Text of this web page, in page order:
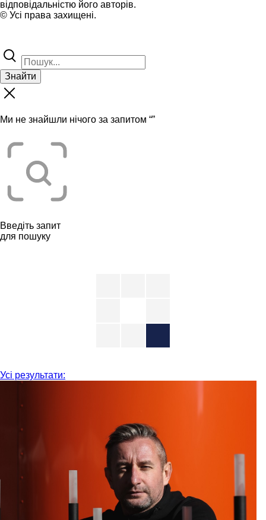
відповідальністю його авторів.
© Усі права захищені.
Знайти
Ми не знайшли нічого за запитом “”
Введіть запит
для пошуку
Усі результати: